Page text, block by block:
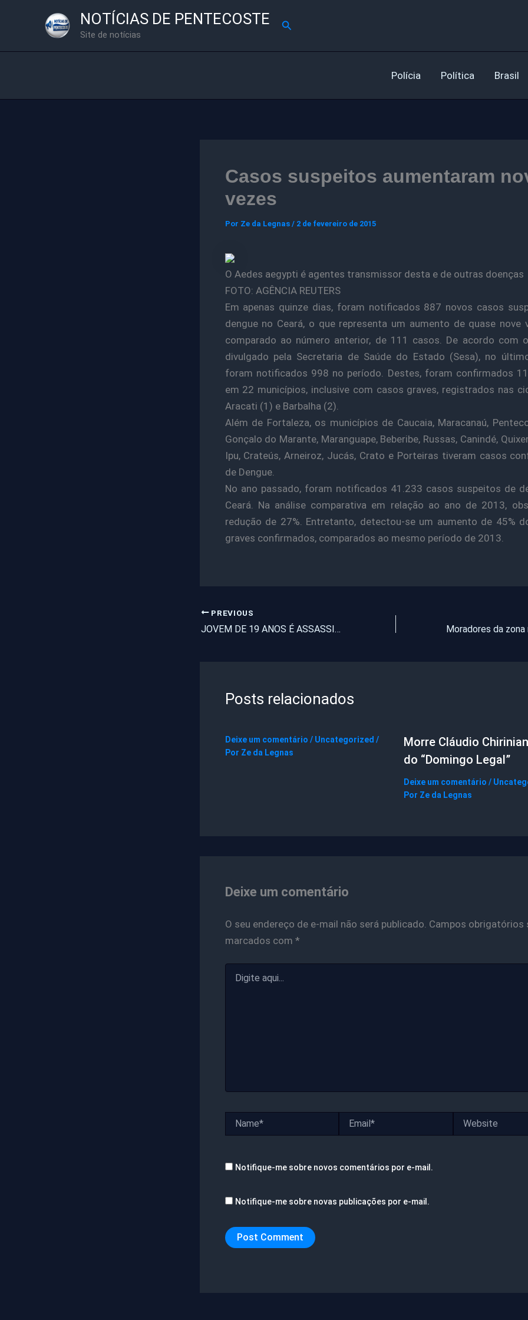
NOTÍCIAS DE PENTECOSTE
Site de notícias
Pesquisar
Polícia Política Brasil
Casos suspeitos aumentaram
vezes
Por Ze da Legnas / 2 de fevereiro de 2015
O Aedes aegypti é agentes transmissor desta e de outras doenças
FOTO: AGÊNCIA REUTERS
Em apenas quinze dias, foram notificados 887 novos casos
dengue no Ceará, o que representa um aumento de quase nove
comparado ao número anterior, de 111 casos. De acordo com
divulgado pela Secretaria de Saúde do Estado (Sesa), no
foram notificados 998 no período. Destes, foram confirmados
em 22 municípios, inclusive com casos graves, registrados nas
Aracati (1) e Barbalha (2).
Além de Fortaleza, os municípios de Caucaia, Maracanaú,
Gonçalo do Marante, Maranguape, Beberibe, Russas, Canindé,
Ipu, Crateús, Arneiroz, Jucás, Crato e Porteiras tiveram casos
de Dengue.
No ano passado, foram notificados 41.233 casos suspeitos de
Ceará. Na análise comparativa em relação ao ano de 2013,
redução de 27%. Entretanto, detectou-se um aumento de 45%
graves confirmados, comparados ao mesmo período de 2013.
PREVIOUS
JOVEM DE 19 ANOS É ASSASSINADO COM UM GOLPE DE FACA NO PEITO EM ITAPAJÉ
Posts relacionados
Deixe um comentário / Uncategorized /
Por Ze da Legnas
Morre Cláudio
do “Domingo Legal”
Deixe um comentário /
Por Ze da Legnas
Deixe um comentário
O seu endereço de e-mail não será publicado. Campos obrigatórios
marcados com *
aqui...
Notifique-me sobre novos comentários por e-mail.
Notifique-me sobre novas publicações por e-mail.